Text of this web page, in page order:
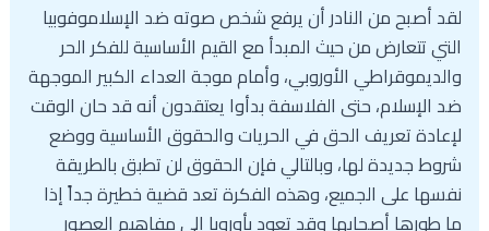
لقد أصبح من النادر أن يرفع شخص صوته ضد الإسلاموفوبيا
التي تتعارض من حيث المبدأ مع القيم الأساسية للفكر الحر
والديموقراطي الأوروبي، وأمام موجة العداء الكبير الموجهة
ضد الإسلام، حتى الفلاسفة بدأوا يعتقدون أنه قد حان الوقت
لإعادة تعريف الحق في الحريات والحقوق الأساسية ووضع
شروط جديدة لها، وبالتالي فإن الحقوق لن تطبق بالطريقة
نفسها على الجميع، وهذه الفكرة تعد قضية خطيرة جداً إذا
ما طورها أصحابها وقد تعود بأوروبا إلى مفاهيم العصور